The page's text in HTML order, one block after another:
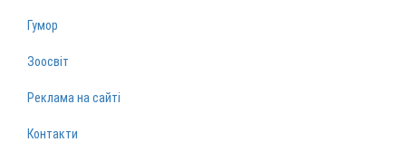
Гумор
Зоосвіт
Реклама на сайті
Контакти